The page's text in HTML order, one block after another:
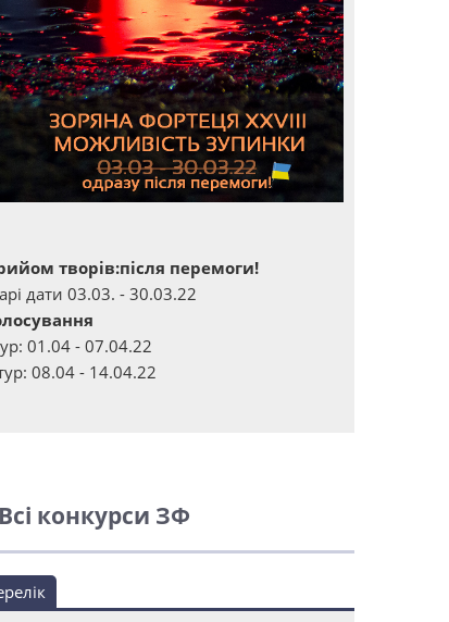
творів:після перемоги!
дати 03.03. - 30.03.22
01.04 - 07.04.22
тур: 08.04 - 14.04.22
конкурси ЗФ